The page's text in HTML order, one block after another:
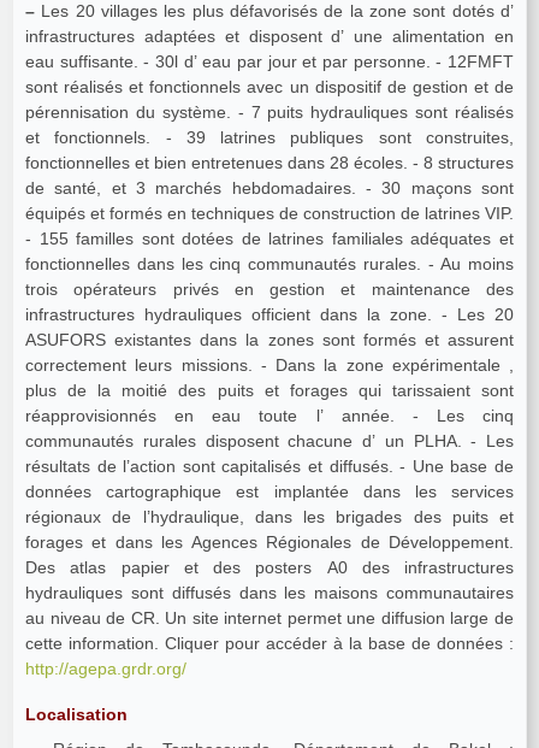
– Les 20 villages les plus défavorisés de la zone sont dotés d’
infrastructures adaptées et disposent d’ une alimentation en
eau suffisante. - 30l d’ eau par jour et par personne. - 12FMFT
sont réalisés et fonctionnels avec un dispositif de gestion et de
pérennisation du système. - 7 puits hydrauliques sont réalisés
et fonctionnels. - 39 latrines publiques sont construites,
fonctionnelles et bien entretenues dans 28 écoles. - 8 structures
de santé, et 3 marchés hebdomadaires. - 30 maçons sont
équipés et formés en techniques de construction de latrines VIP.
- 155 familles sont dotées de latrines familiales adéquates et
fonctionnelles dans les cinq communautés rurales. - Au moins
trois opérateurs privés en gestion et maintenance des
infrastructures hydrauliques officient dans la zone. - Les 20
ASUFORS existantes dans la zones sont formés et assurent
correctement leurs missions. - Dans la zone expérimentale ,
plus de la moitié des puits et forages qui tarissaient sont
réapprovisionnés en eau toute l’ année. - Les cinq
communautés rurales disposent chacune d’ un PLHA. - Les
résultats de l’action sont capitalisés et diffusés. - Une base de
données cartographique est implantée dans les services
régionaux de l’hydraulique, dans les brigades des puits et
forages et dans les Agences Régionales de Développement.
Des atlas papier et des posters A0 des infrastructures
hydrauliques sont diffusés dans les maisons communautaires
au niveau de CR. Un site internet permet une diffusion large de
cette information. Cliquer pour accéder à la base de données :
http://agepa.grdr.org/
Localisation